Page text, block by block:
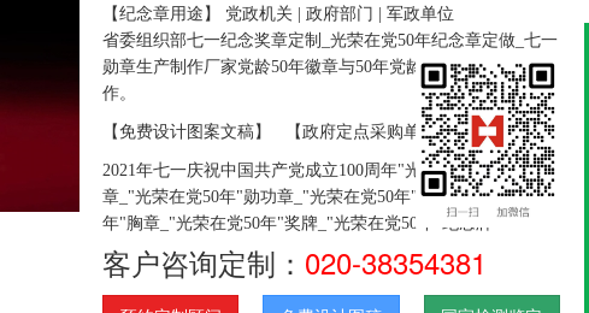
【纪念章用途】 党政机关 | 政府部门 | 军政单位
省委组织部七一纪念奖章定制_光荣在党50年纪念章定做_七一
勋章生产制作厂家党龄50年徽章与50年党龄徽章制造 厂家制
作。
【免费设计图案文稿】 【政府定点采购单位】
2021年七一庆祝中国共产党成立100周年"光荣在党 50年"纪念
章 "光荣在党50年"勋功章 _"光荣在党50年" 徽章_"光荣在党50
年"胸章 _"光荣在党50年"奖牌 _"光荣在党50 年 纪念牌
客户咨询定制： 020-38354381